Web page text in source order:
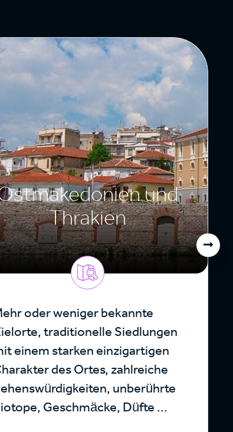
und
Thrakien
oder weniger bekannte
traditionelle Siedlungen
einem starken einzigartigen
des Ortes, zahlreiche
unberührte
Geschmäcke, Düfte ...